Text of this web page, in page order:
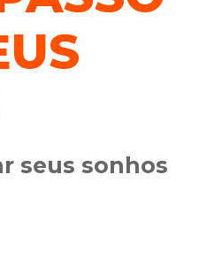
seus sonhos